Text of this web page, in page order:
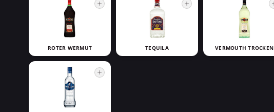
ROTER WERMUT TEQUILA VERMOUTH TROCKEN